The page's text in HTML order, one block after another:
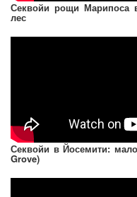
Секвойи рощи Марипоса
лес
Секвойи в Йосемити:
Grove)